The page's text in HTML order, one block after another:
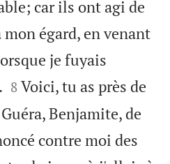
car ils ont agi de
égard, en venant
je fuyais


8 Voici, tu as près de
Benjamite, de
contre moi des